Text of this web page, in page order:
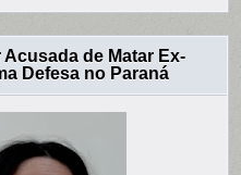
de Matar Ex-
Defesa no Paraná